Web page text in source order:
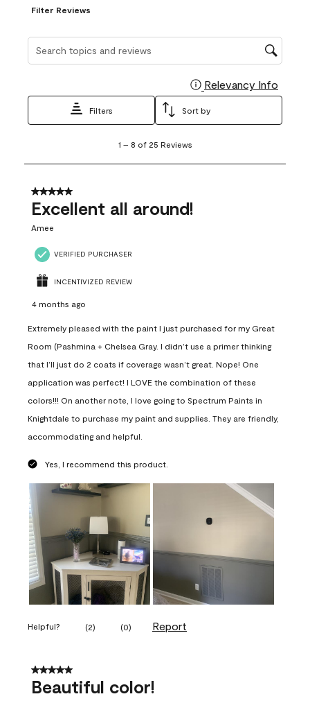
Filter Reviews
Relevancy Info
Filters Sort by
8
25
Reviews
1 – 8 of 25 Reviews
5 out of 5 stars.
Excellent all around!
Amee
VERIFIED PURCHASER
INCENTIVIZED REVIEW
4 months ago
Extremely pleased with the paint I just purchased for my Great
Room (Pashmina + Chelsea Gray. I didn’t use a primer thinking
that I’ll just do 2 coats if coverage wasn’t great. Nope! One
application was perfect! I LOVE the combination of these
colors!!! On another note, I love going to Spectrum Paints in
Knightdale to purchase my paint and supplies. They are friendly,
accommodating and helpful.
Yes, I recommend this product.
Helpful? (2) (0) Report
5 out of 5 stars.
Beautiful color!